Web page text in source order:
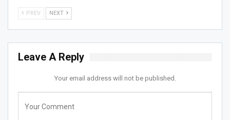
PREV NEXT
Leave A Reply
Your email address will not be published.